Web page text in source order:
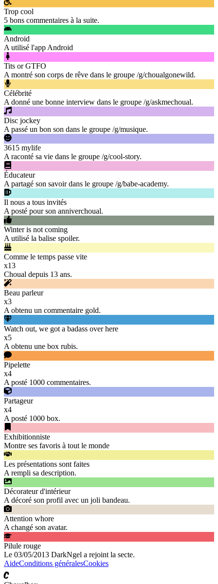
Trop cool
5 bons commentaires à la suite.
Android
A utilisé l'app Android
Tits or GTFO
A montré son corps de rêve dans le groupe /g/choualgonewild.
Célébrité
A donné une bonne interview dans le groupe /g/askmechoual.
Disc jockey
A passé un bon son dans le groupe /g/musique.
3615 mylife
A raconté sa vie dans le groupe /g/cool-story.
Éducateur
A partagé son savoir dans le groupe /g/babe-academy.
Il nous a tous invités
A posté pour son anniverchoual.
Winter is not coming
A utilisé la balise spoiler.
Comme le temps passe vite
x13
Choual depuis 13 ans.
Beau parleur
x3
A obtenu un commentaire gold.
Watch out, we got a badass over here
x5
A obtenu une box rubis.
Pipelette
x4
A posté 1000 commentaires.
Partageur
x4
A posté 1000 box.
Exhibitionniste
Montre ses favoris à tout le monde
Les présentations sont faites
A rempli sa description.
Décorateur d'intérieur
A décoré son profil avec un joli bandeau.
Attention whore
A changé son avatar.
Pilule rouge
Le 03/05/2013 DarkNgel a rejoint la secte.
AideConditions généralesCookies
C